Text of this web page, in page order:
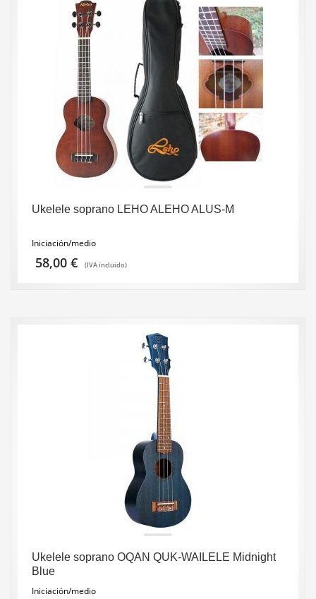
Ukelele soprano LEHO ALEHO ALUS-M
Iniciación/medio
58,00 € (IVA incluido)
Ukelele soprano OQAN QUK-WAILELE Midnight
Blue
Iniciación/medio